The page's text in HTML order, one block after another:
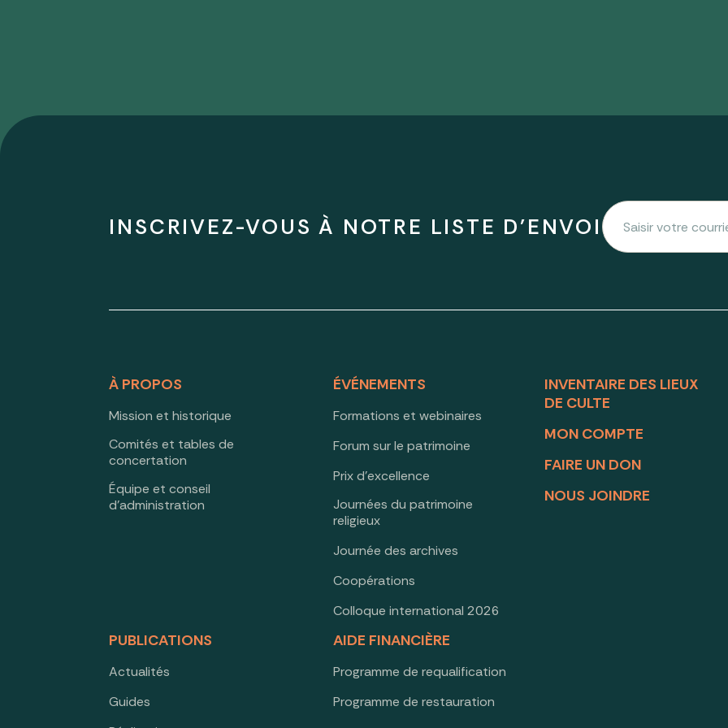
INSCRIVEZ-VOUS À NOTRE LISTE D'ENVOI
À PROPOS
Mission et historique
Comités et tables de
concertation
Équipe et conseil
d’administration
ÉVÉNEMENTS
Formations et webinaires
Forum sur le patrimoine
Prix d’excellence
Journées du patrimoine
religieux
Journée des archives
Coopérations
Colloque international 2026
PUBLICATIONS
Actualités
Guides
AIDE FINANCIÈRE
Programme de requalification
Programme de restauration
INVENTAIRE DES LIEUX
DE CULTE
MON COMPTE
FAIRE UN DON
NOUS JOINDRE